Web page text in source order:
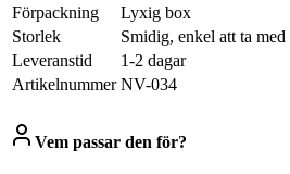
Förpackning
Lyxig box
Storlek
Smidig, enkel att ta
Leveranstid
1-2 dagar
Artikelnummer NV-034
Vem passar den för?